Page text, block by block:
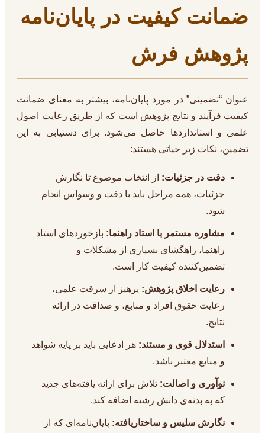
ضمانت کیفیت در پایان‌نامه
پژوهش فرش
عنوان “تضمینی” در مورد پایان‌نامه، بیشتر به معنای ضمانت
کیفیت فرآیند و نتایج پژوهش است که از طریق رعایت اصول
علمی و استانداردها حاصل می‌شود. برای دستیابی به این
تضمین، نکات زیر حیاتی هستند:
دقت در جزئیات: از انتخاب موضوع تا نگارش
جزئیات، همه مراحل باید با دقت و وسواس انجام
شود.
مشاوره مستمر با استاد راهنما: بازخوردهای استاد
راهنما، راهگشای بسیاری از مشکلات و
تضمین‌کننده کیفیت کار است.
رعایت اخلاق پژوهش: پرهیز از سرقت علمی،
رعایت حقوق افراد و منابع، و صداقت در ارائه
نتایج.
استدلال قوی و مستند: هر ادعایی باید بر پایه شواهد
و منابع معتبر باشد.
نوآوری و اصالت: تلاش برای ارائه یافته‌های جدید
که به بدنه‌ی دانش رشته اضافه کند.
نگارش سلیس و ساختاریافته: پایان‌نامه‌ای که از